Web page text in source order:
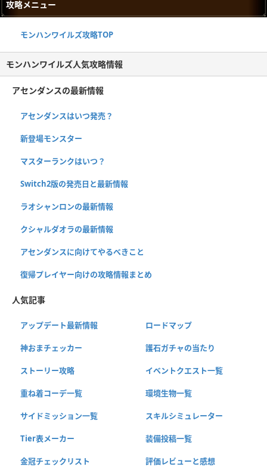
攻略メニュー
モンハンワイルズ攻略TOP
モンハンワイルズ人気攻略情報
アセンダンスの最新情報
アセンダンスはいつ発売？
新登場モンスター
マスターランクはいつ？
Switch2版の発売日と最新情報
ラオシャンロンの最新情報
クシャルダオラの最新情報
アセンダンスに向けてやるべきこと
復帰プレイヤー向けの攻略情報まとめ
人気記事
アップデート最新情報 ロードマップ
神おまチェッカー 護石ガチャの当たり
ストーリー攻略 イベントクエスト一覧
重ね着コーデ一覧 環境生物一覧
サイドミッション一覧 スキルシミュレーター
Tier表メーカー 装備投稿一覧
金冠チェックリスト 評価レビューと感想